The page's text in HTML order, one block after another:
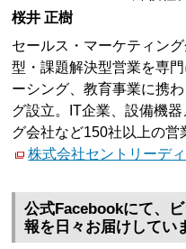
桜井 正樹
セールス・マーケティン
型・課題解決型営業を専
ーシング、教育事業に携
グ設立。IT企業、設備機
グ会社など150社以上の営
株式会社セントリーデ
公式Facebookにて、
報を日々お届けしてい